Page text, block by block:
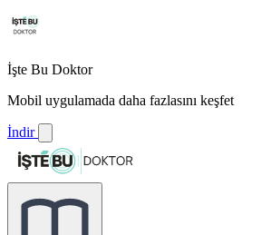
İşte Bu Doktor
Mobil uygulamada daha fazlasını keşfet
İndir